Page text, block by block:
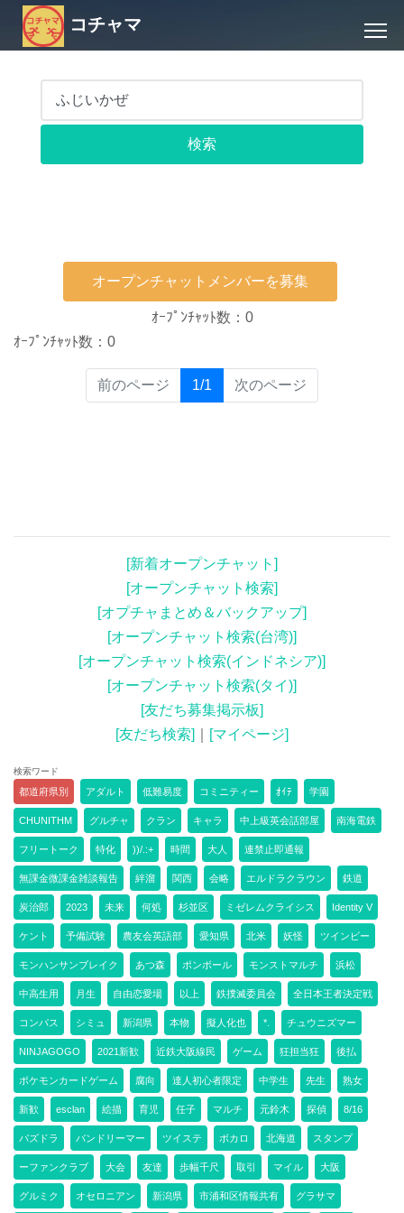
コチャマ
オープンチャットメンバーを募集
ｵｰﾌﾟﾝﾁｬｯﾄ数：0
ｵｰﾌﾟﾝﾁｬｯﾄ数：0
前のページ 1/1 (current)
次のページ
[新着オープンチャット]
[オープンチャット検索]
[オプチャまとめ＆バックアップ]
[オープンチャット検索(台湾)]
[オープンチャット検索(インドネシア)]
[オープンチャット検索(タイ)]
[友だち募集掲示板]
[友だち検索]
[マイページ]
検索ワード
都道府県別 アダルト 低難易度 コミニティー ｵｲﾃ 学園
CHUNITHM グルチャ クラン キャラ 中上級英会話部屋 南海電鉄
フリートーク 特化 ))/.:+ 時間 大人 連禁止即通報
無課金微課金雑談報告 絆溜 関西 会略 エルドラクラウン 鉄道
炭治郎 2023 未来 何処 杉並区 ミゼレムクライシス Identity V
ケント 予備試験 農友会英語部 愛知県 北米 妖怪 ツインビー
モンハンサンブレイク あつ森 ポンボール モンストマルチ 浜松
中高生用 月生 自由恋愛場 以上 鉄撲滅委員会 全日本王者決定戦
コンパス シミュ 新潟県 本物 擬人化也 *. チュウニズマー
NINJAGOGO 2021新歓 近鉄大阪線民 ゲーム 狂担当狂 後払
ポケモンカードゲーム 腐向 達人初心者限定 中学生 先生 熟女
新歓 esclan 絵描 育児 任子 マルチ 元鈴木 探偵 8/16
パズドラ バンドリーマー ツイステ ボカロ 北海道 スタンプ
ーファンクラブ 大会 友達 歩幅千尺 取引 マイル 大阪
グルミク オセロニアン 新潟県 市浦和区情報共有 グラサマ